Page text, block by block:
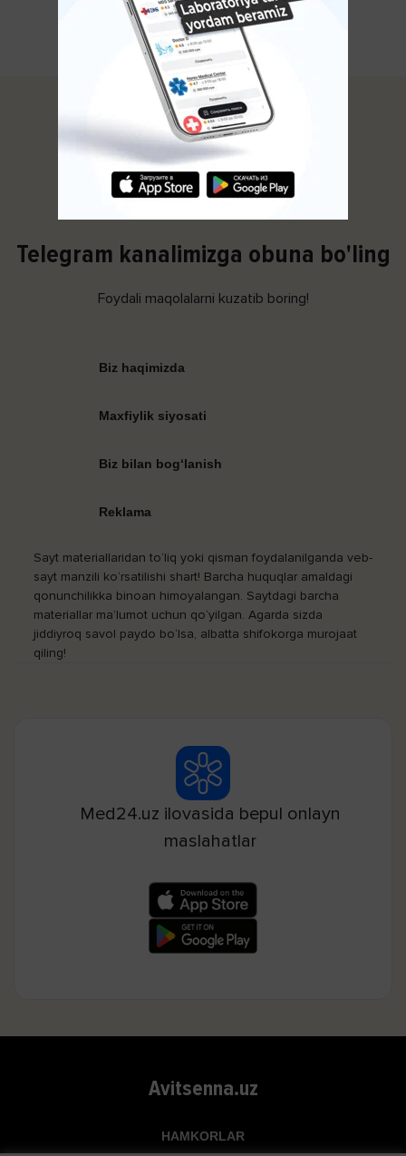
Avitsenna.uz
Telegram kanalimizga obuna bo'ling
Foydali maqolalarni kuzatib boring!
Biz haqimizda
Maxfiylik siyosati
Biz bilan bog‘lanish
Reklama
Sayt materiallaridan to‘liq yoki qisman foydalanilganda veb-
sayt manzili ko‘rsatilishi shart! Barcha huquqlar amaldagi
qonunchilikka binoan himoyalangan. Saytdagi barcha
materiallar ma’lumot uchun qo‘yilgan. Agarda sizda
jiddiyroq savol paydo bo‘lsa, albatta shifokorga murojaat
qiling!
Med24.uz ilovasida bepul onlayn
maslahatlar
Avitsenna.uz
HAMKORLAR